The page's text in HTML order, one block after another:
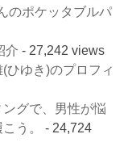
のポケッタブルパ
介 - 27,242 views
ひゆき)のプロフィ
グで、男性が悩
う。
- 24,724